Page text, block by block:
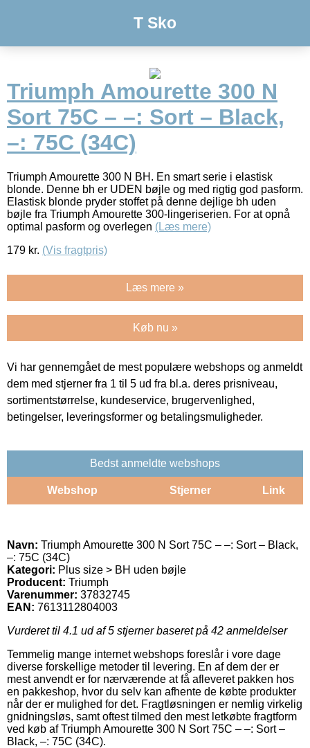
T Sko
Triumph Amourette 300 N
Sort 75C – –: Sort – Black,
–: 75C (34C)
Triumph Amourette 300 N BH. En smart serie i elastisk
blonde. Denne bh er UDEN bøjle og med rigtig god pasform.
Elastisk blonde pryder stoffet på denne dejlige bh uden
bøjle fra Triumph Amourette 300-lingeriserien. For at opnå
optimal pasform og overlegen (Læs mere)
179 kr. (Vis fragtpris)
Læs mere »
Køb nu »
Vi har gennemgået de mest populære webshops og anmeldt
dem med stjerner fra 1 til 5 ud fra bl.a. deres prisniveau,
sortimentstørrelse, kundeservice, brugervenlighed,
betingelser, leveringsformer og betalingsmuligheder.
Bedst anmeldte webshops
Webshop Stjerner Link
Navn: Triumph Amourette 300 N Sort 75C – –: Sort – Black,
–: 75C (34C)
Kategori: Plus size > BH uden bøjle
Producent: Triumph
Varenummer: 37832745
EAN: 7613112804003
Vurderet til 4.1 ud af 5 stjerner baseret på 42 anmeldelser
Temmelig mange internet webshops foreslår i vore dage
diverse forskellige metoder til levering. En af dem der er
mest anvendt er for nærværende at få afleveret pakken hos
en pakkeshop, hvor du selv kan afhente de købte produkter
når der er mulighed for det. Fragtløsningen er nemlig virkelig
gnidningsløs, samt oftest tilmed den mest letkøbte fragtform
ved køb af Triumph Amourette 300 N Sort 75C – –: Sort –
Black, –: 75C (34C).